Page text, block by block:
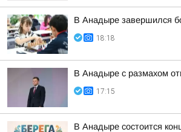
В Анадыре завершился
18:18
В Анадыре с размахом
17:15
В Анадыре состоится